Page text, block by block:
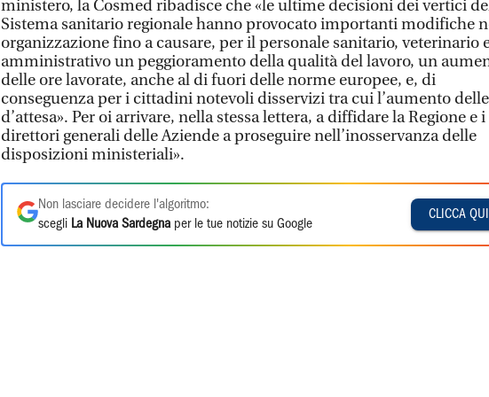
ministero, la Cosmed ribadisce che «le ultime decisioni dei vertici
Sistema sanitario regionale hanno provocato importanti modifiche
organizzazione fino a causare, per il personale sanitario, veterinario
amministrativo un peggioramento della qualità del lavoro, un
delle ore lavorate, anche al di fuori delle norme europee, e, di
conseguenza per i cittadini notevoli disservizi tra cui l’aumento
d’attesa». Per oi arrivare, nella stessa lettera, a diffidare la Regione e i
direttori generali delle Aziende a proseguire nell’inosservanza delle
disposizioni ministeriali».
Non lasciare decidere l'algoritmo:
scegli La Nuova Sardegna per le tue notizie su Google
CLICCA QUI